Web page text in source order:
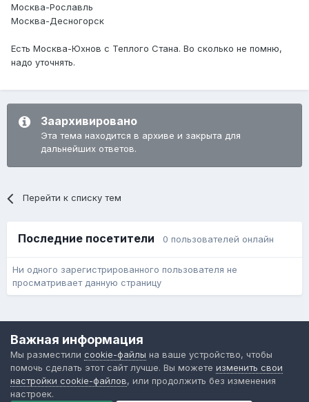
Москва-Рославль
Москва-Десногорск
Есть Москва-Юхнов с Теплого Стана. Во сколько не помню,
надо уточнять.
Заархивировано
Эта тема находится в архиве и закрыта для
дальнейших ответов.
Перейти к списку тем
Последние посетители 0 пользователей онлайн
Ни одного зарегистрированного пользователя не
просматривает данную страницу
Форум общественного транспорта
Powered by Invision Community
Важная информация
Мы разместили cookie-файлы на ваше устройство, чтобы
помочь сделать этот сайт лучше. Вы можете изменить свои
настройки cookie-файлов, или продолжить без изменения
настроек.